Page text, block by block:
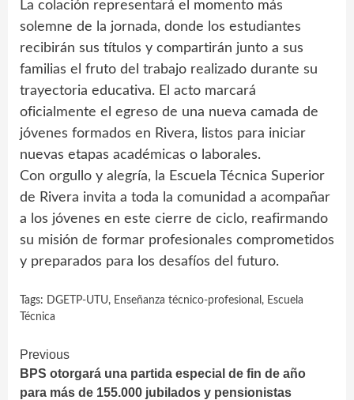
La colación representará el momento más
solemne de la jornada, donde los estudiantes
recibirán sus títulos y compartirán junto a sus
familias el fruto del trabajo realizado durante su
trayectoria educativa. El acto marcará
oficialmente el egreso de una nueva camada de
jóvenes formados en Rivera, listos para iniciar
nuevas etapas académicas o laborales.
Con orgullo y alegría, la Escuela Técnica Superior
de Rivera invita a toda la comunidad a acompañar
a los jóvenes en este cierre de ciclo, reafirmando
su misión de formar profesionales comprometidos
y preparados para los desafíos del futuro.
Tags: DGETP-UTU, Enseñanza técnico-profesional , Escuela
Técnica
Continue
Reading
Previous
BPS otorgará una partida especial de fin de año
para más de 155.000 jubilados y pensionistas